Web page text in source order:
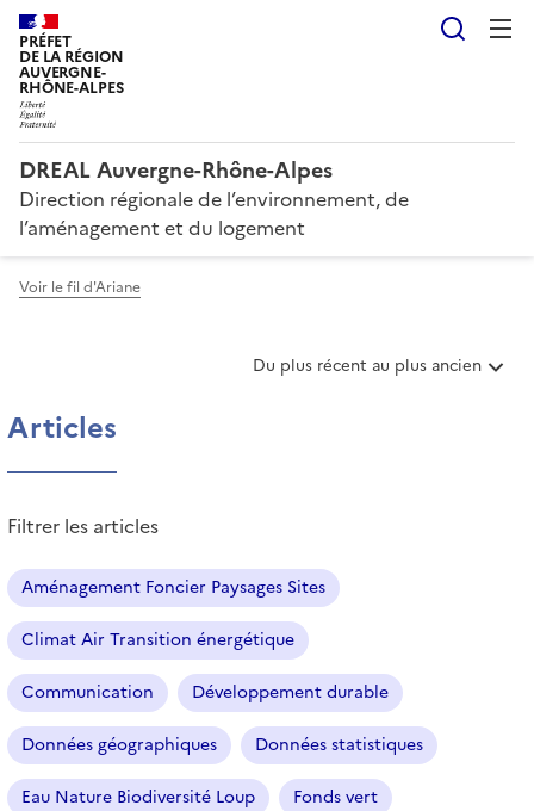
PRÉFET
DE LA RÉGION
AUVERGNE-
RHÔNE-ALPES
DREAL Auvergne-Rhône-Alpes
Direction régionale de l’environnement, de
l’aménagement et du logement
Voir le fil d'Ariane
T
t
i
c
l
e
s
Du plus récent au plus ancien
Articles
Filtrer les articles
Aménagement Foncier Paysages Sites
Climat Air Transition énergétique
Communication Développement durable
Données géographiques Données statistiques
Eau Nature Biodiversité Loup Fonds vert